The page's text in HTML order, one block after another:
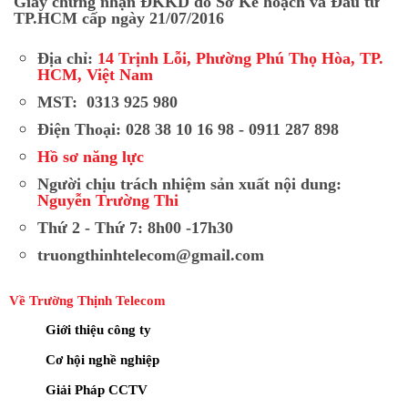
Hàng chính hãng Hikvision, có tem chống giả và
Giá cạnh tranh nhất thị trường cho cả mua lẻ và
mua sỉ.
Tư vấn miễn phí, khảo sát lắp đặt chuyên nghiệp.
Bảo hành chính hãng theo quy định của Hikvision.
Hỗ trợ kỹ thuật nhanh chóng qua hotline và đội
ngũ kỹ thuật viên giàu kinh nghiệm.
Camera IP Hikvision dome DS-2CD1147G2H-LIU là
sắc nét, công nghệ ColorVu thông minh, phát hiện
bạn đang cần một chiếc camera dome Hikvision 4MP
chất lượng cao, chính hãng và được hỗ trợ tận tình,
hãy liên hệ ngay với Trường Thịnh Telecom qua
TP.HCM cấp ngày 21/07/2016
Địa chỉ: 14 Trịnh Lỗi, Phường Phú Thọ Hòa, TP.
HCM, Việt Nam
MST: 0313 925 980
Điện Thoại: 028 38 10 16 98 - 0911 287 898
Hồ sơ năng lực
Người chịu trách nhiệm sản xuất nội dung:
Nguyễn Trường Thi
Thứ 2 - Thứ 7: 8h00 -17h30
truongthinhtelecom@gmail.com
Về Trường Thịnh Telecom
Giới thiệu công ty
Cơ hội nghề nghiệp
Giải Pháp CCTV